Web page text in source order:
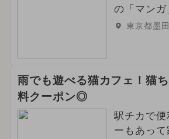
の「マンガ
東京都墨
雨でも遊べる猫カフェ！猫
料クーポン◎
駅チカで
ーもあって